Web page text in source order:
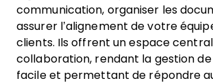
communication, organiser les
assurer l’alignement de votre
clients. Ils offrent un espace
collaboration, rendant la gestion
facile et permettant de répondre